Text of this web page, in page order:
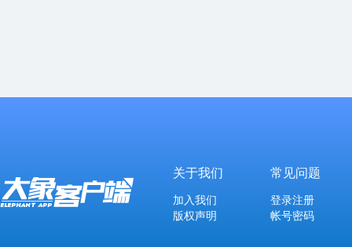
关于我们
加入我们
版权声明
常见问题
登录注册
帐号密码